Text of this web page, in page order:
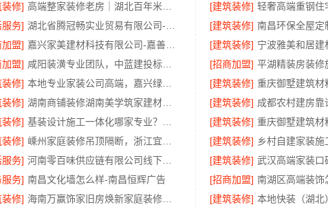
装修] [建筑装修]
服务] [建筑装修]
加盟] [建筑装修]
加盟] [招商加盟]
装修] [建筑装修]
装修] [建筑装修]
装修] [建筑装修]
装修] [建筑装修]
服务] [建筑装修]
服务] 南昌文化墙怎么样-南昌恒辉广告 [招商加盟]
装修] [建筑装修]